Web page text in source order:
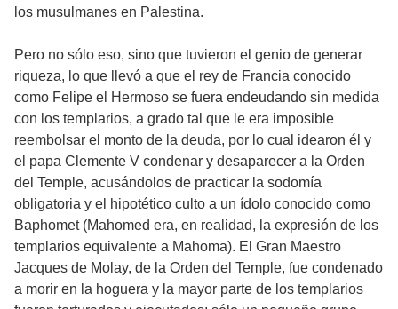
los musulmanes en Palestina.
Pero no sólo eso, sino que tuvieron el genio de generar
riqueza, lo que llevó a que el rey de Francia conocido
como Felipe el Hermoso se fuera endeudando sin medida
con los templarios, a grado tal que le era imposible
reembolsar el monto de la deuda, por lo cual idearon él y
el papa Clemente V condenar y desaparecer a la Orden
del Temple, acusándolos de practicar la sodomía
obligatoria y el hipotético culto a un ídolo conocido como
Baphomet (Mahomed era, en realidad, la expresión de los
templarios equivalente a Mahoma). El Gran Maestro
Jacques de Molay, de la Orden del Temple, fue condenado
a morir en la hoguera y la mayor parte de los templarios